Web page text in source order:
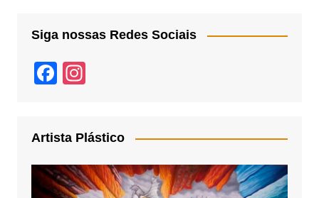
Siga nossas Redes Sociais
F
e
b
o
gr
a
m
Artista Plástico